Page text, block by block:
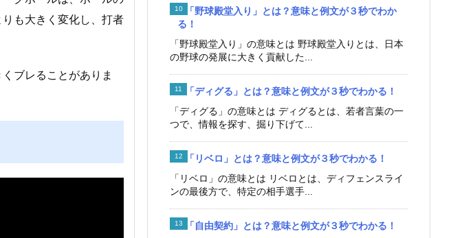
も大きく変化し、打者
ブレることがありま
「野球殿堂入り」とは？意味と例文が３秒でわか
る！
「野球殿堂入り」の意味とは 野球殿堂入りとは、日本
の野球の発展に大きく貢献した...
「ディグる」とは？意味と例文が３秒でわかる！
「ディグる」の意味とは ディグるとは、若者言葉の一
つで、情報を探す、掘り下げて...
「リベロ」とは？意味と例文が３秒でわかる！
「リベロ」の意味とは リベロとは、ディフェンスライ
ンの最後方で、特定の相手選手...
「自由契約」とは？意味と例文が３秒でわかる！